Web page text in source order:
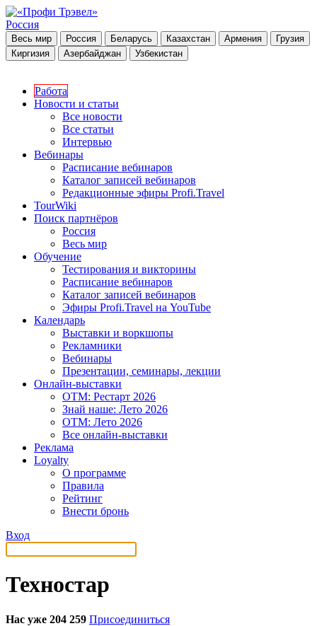
Россия
Весь мир Россия Беларусь Казахстан Армения
Грузия
Киргизия
Азербайджан Узбекистан
Работа
Новости и статьи
Все новости
Все статьи
Интервью
Вебинары
Расписание вебинаров
Каталог записей вебинаров
Редакционные эфиры Profi.Travel
TourWiki
Поиск партнёров
Россия
Весь мир
Обучение
Тестирования и викторины
Расписание вебинаров
Каталог записей вебинаров
Эфиры Profi.Travel на YouTube
Календарь
Выставки и воркшопы
Рекламники
Вебинары
Презентации, семинары, лекции
Онлайн-выставки
OTM: Рестарт 2026
Знай наше: Лето 2026
OTM: Лето 2026
Все онлайн-выставки
Реклама
Loyalty
О программе
Правила
Рейтинг
Внести бронь
Вход
Техностар
Нас уже 204 259 Присоединиться